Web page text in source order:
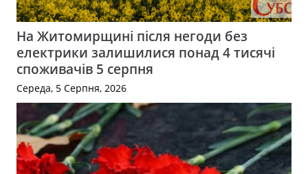
На Житомирщині після негоди без
електрики залишилися понад 4 тисячі
споживачів 5 серпня
Середа, 5 Серпня, 2026